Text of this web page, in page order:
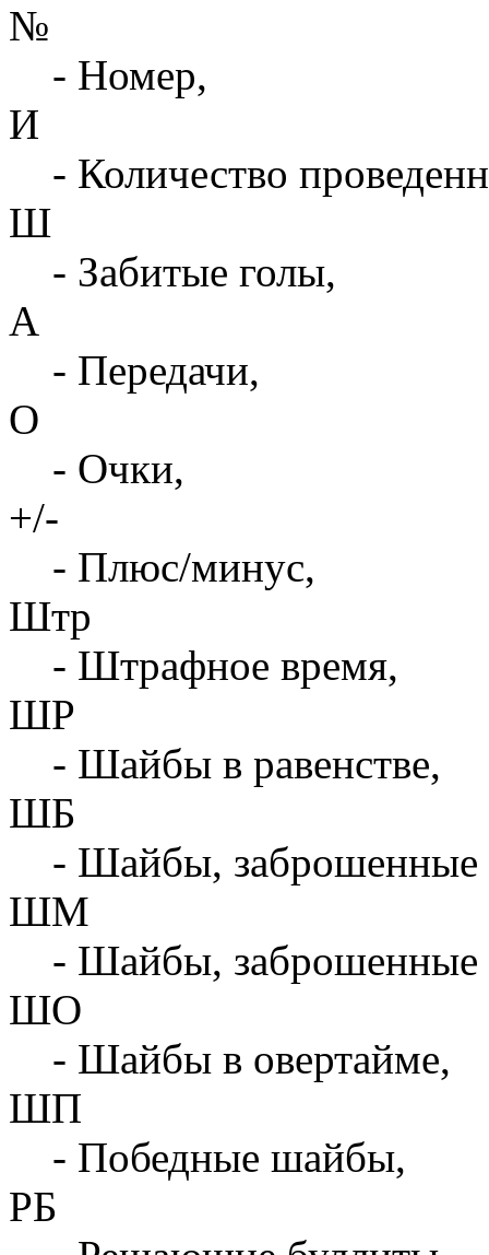
№
- Номер,
И
- Количество
Ш
- Забитые голы,
А
- Передачи,
О
- Очки,
+/-
- Плюс/минус,
Штр
- Штрафное время,
ШР
- Шайбы в равенстве,
ШБ
- Шайбы, заброшенные
ШМ
- Шайбы, заброшенные
ШО
- Шайбы в овертайме,
ШП
- Победные шайбы,
РБ